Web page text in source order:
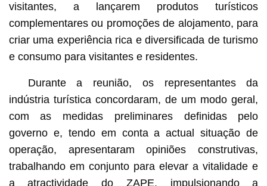
visitantes, a lançarem produtos turísticos
complementares ou promoções de alojamento, para
criar uma experiência rica e diversificada de turismo
e consumo para visitantes e residentes.
Durante a reunião, os representantes da
indústria turística concordaram, de um modo geral,
com as medidas preliminares definidas pelo
governo e, tendo em conta a actual situação de
operação, apresentaram opiniões construtivas,
trabalhando em conjunto para elevar a vitalidade e
a atractividade do ZAPE, impulsionando a